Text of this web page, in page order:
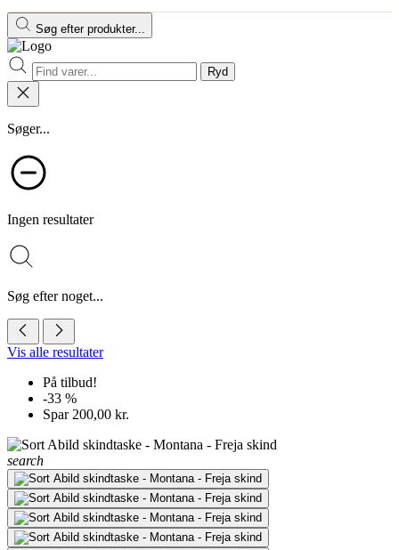
Søg efter produkter...
Ryd
Søger...
Ingen resultater
Søg efter noget...
Vis alle resultater
På tilbud!
-33 %
Spar 200,00 kr.
search